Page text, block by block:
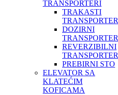
TRANSPORTERI
TRAKASTI
TRANSPORTER
DOZIRNI
TRANSPORTER
REVERZIBILNI
TRANSPORTER
PREBIRNI STO
ELEVATOR SA
KLATEĆIM
KOFICAMA